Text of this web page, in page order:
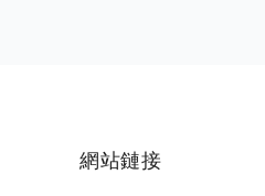
網站鏈接